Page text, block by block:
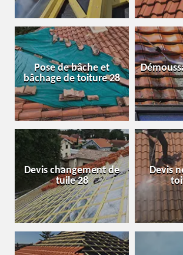
Pose de bâche et
bâchage de toiture 28
Devis changement de
tuile 28
Devis